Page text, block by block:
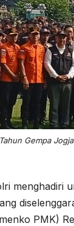
Gempa
menghadiri
PMK)